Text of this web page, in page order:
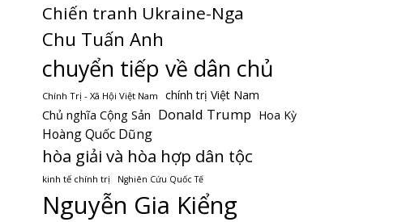
Chiến tranh Ukraine-Nga
Chu Tuấn Anh
chuyển tiếp về dân chủ
Chính Trị - Xã Hội Việt Nam chính trị Việt Nam
Chủ nghĩa Cộng Sản Donald Trump Hoa Kỳ
Hoàng Quốc Dũng
hòa giải và hòa hợp dân tộc
kinh tế chính trị Nghiên Cứu Quốc Tế
Nguyễn Gia Kiểng